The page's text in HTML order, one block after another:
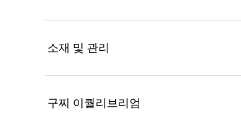
소재 및 관리
구찌 이퀄리브리엄